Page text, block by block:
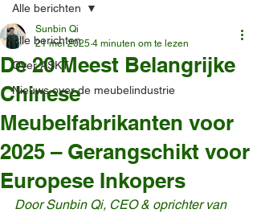
Alle berichten
Over ASKT
Nieuws over de meubelindustrie
Alle berichten
De 20 Meest Belangrijke
Chinese
Meubelfabrikanten voor
2025 – Gerangschikt voor
Europese Inkopers
Sunbin Qi
21 mei 2025 4 minuten om te lezen
Door Sunbin Qi, CEO & oprichter van